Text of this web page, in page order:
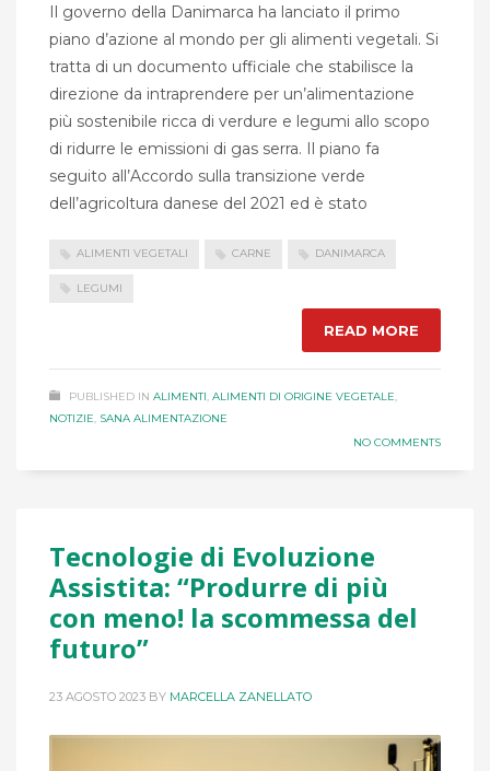
Il governo della Danimarca ha lanciato il primo
piano d’azione al mondo per gli alimenti vegetali. Si
tratta di un documento ufficiale che stabilisce la
direzione da intraprendere per un’alimentazione
più sostenibile ricca di verdure e legumi allo scopo
di ridurre le emissioni di gas serra. Il piano fa
seguito all’Accordo sulla transizione verde
dell’agricoltura danese del 2021 ed è stato
ALIMENTI VEGETALI CARNE DANIMARCA
LEGUMI
READ MORE
PUBLISHED IN ALIMENTI, ALIMENTI DI ORIGINE VEGETALE,
NOTIZIE, SANA ALIMENTAZIONE
NO COMMENTS
Tecnologie di Evoluzione
Assistita: “Produrre di più
con meno! la scommessa del
futuro”
23 AGOSTO 2023 BY MARCELLA ZANELLATO